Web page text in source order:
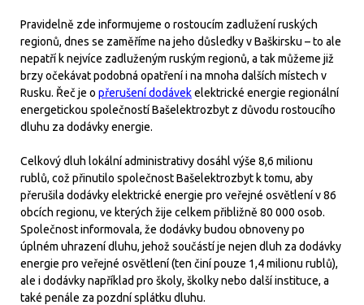
Pravidelně zde informujeme o rostoucím zadlužení ruských
regionů, dnes se zaměříme na jeho důsledky v Baškirsku – to ale
nepatří k nejvíce zadluženým ruským regionů, a tak můžeme již
brzy očekávat podobná opatření i na mnoha dalších místech v
Rusku. Řeč je o přerušení dodávekelektrické energie regionální
energetickou společností Bašelektrozbyt z důvodu rostoucího
dluhu za dodávky energie.
Celkový dluh lokální administrativy dosáhl výše 8,6 milionu
rublů, což přinutilo společnost Bašelektrozbyt k tomu, aby
přerušila dodávky elektrické energie pro veřejné osvětlení v 86
obcích regionu, ve kterých žije celkem přibližně 80 000 osob.
Společnost informovala, že dodávky budou obnoveny po
úplném uhrazení dluhu, jehož součástí je nejen dluh za dodávky
energie pro veřejné osvětlení (ten činí pouze 1,4 milionu rublů),
ale i dodávky například pro školy, školky nebo další instituce, a
také penále za pozdní splátku dluhu.